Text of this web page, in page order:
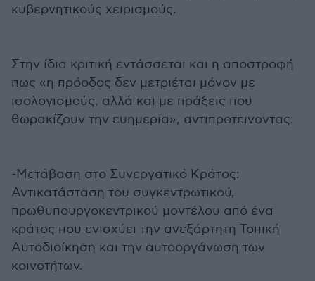
κυβερνητικούς χειρισμούς.
Στην ίδια κριτική εντάσσεται και η αποστροφή
πως «η πρόοδος δεν μετριέται μόνον με
ισολογισμούς, αλλά και με πράξεις που
θωρακίζουν την ευημερία», αντιπροτεινοντας:
-Μετάβαση στο Συνεργατικό Κράτος:
Αντικατάσταση του συγκεντρωτικού,
πρωθυπουργοκεντρικού μοντέλου από ένα
κράτος που ενισχύει την ανεξάρτητη Τοπική
Αυτοδιοίκηση και την αυτοοργάνωση των
κοινοτήτων.